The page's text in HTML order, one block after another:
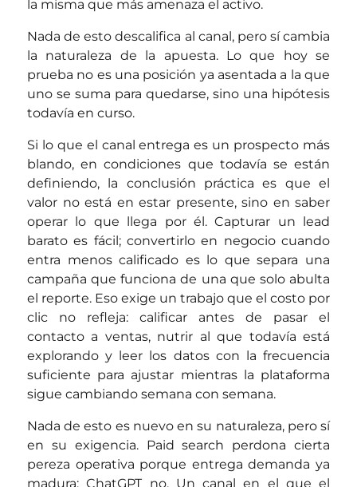
la misma que más amenaza el activo.
Nada de esto descalifica al canal, pero sí cambia
la naturaleza de la apuesta. Lo que hoy se
prueba no es una posición ya asentada a la que
uno se suma para quedarse, sino una hipótesis
todavía en curso.
Si lo que el canal entrega es un prospecto más
blando, en condiciones que todavía se están
definiendo, la conclusión práctica es que el
valor no está en estar presente, sino en saber
operar lo que llega por él. Capturar un lead
barato es fácil; convertirlo en negocio cuando
entra menos calificado es lo que separa una
campaña que funciona de una que solo abulta
el reporte. Eso exige un trabajo que el costo por
clic no refleja: calificar antes de pasar el
contacto a ventas, nutrir al que todavía está
explorando y leer los datos con la frecuencia
suficiente para ajustar mientras la plataforma
sigue cambiando semana con semana.
Nada de esto es nuevo en su naturaleza, pero sí
en su exigencia. Paid search perdona cierta
pereza operativa porque entrega demanda ya
madura; ChatGPT no. Un canal en el que el